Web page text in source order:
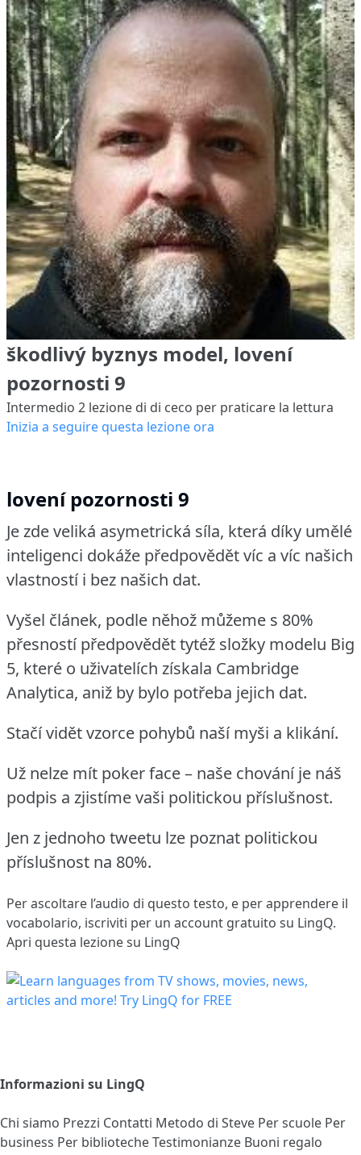
škodlivý byznys model, lovení
pozornosti 9
Intermedio 2 lezione di di ceco per praticare la lettura
Inizia a seguire questa lezione ora
lovení pozornosti 9
Je zde veliká asymetrická síla, která díky umělé
inteligenci dokáže předpovědět víc a víc našich
vlastností i bez našich dat.
Vyšel článek, podle něhož můžeme s 80%
přesností předpovědět tytéž složky modelu Big
5, které o uživatelích získala Cambridge
Analytica, aniž by bylo potřeba jejich dat.
Stačí vidět vzorce pohybů naší myši a klikání.
Už nelze mít poker face – naše chování je náš
podpis a zjistíme vaši politickou příslušnost.
Jen z jednoho tweetu lze poznat politickou
příslušnost na 80%.
Per ascoltare l’audio di questo testo, e per apprendere il
vocabolario, iscriviti per un account gratuito su LingQ.
Apri questa lezione su LingQ
Informazioni su LingQ
Chi siamo Prezzi Contatti Metodo di Steve Per scuole Per
business Per bibliotecheTestimonianze Buoni regalo